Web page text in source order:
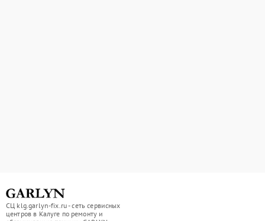
СЦ klg.garlyn-fix.ru - сеть сервисных
центров в Калуге по ремонту и